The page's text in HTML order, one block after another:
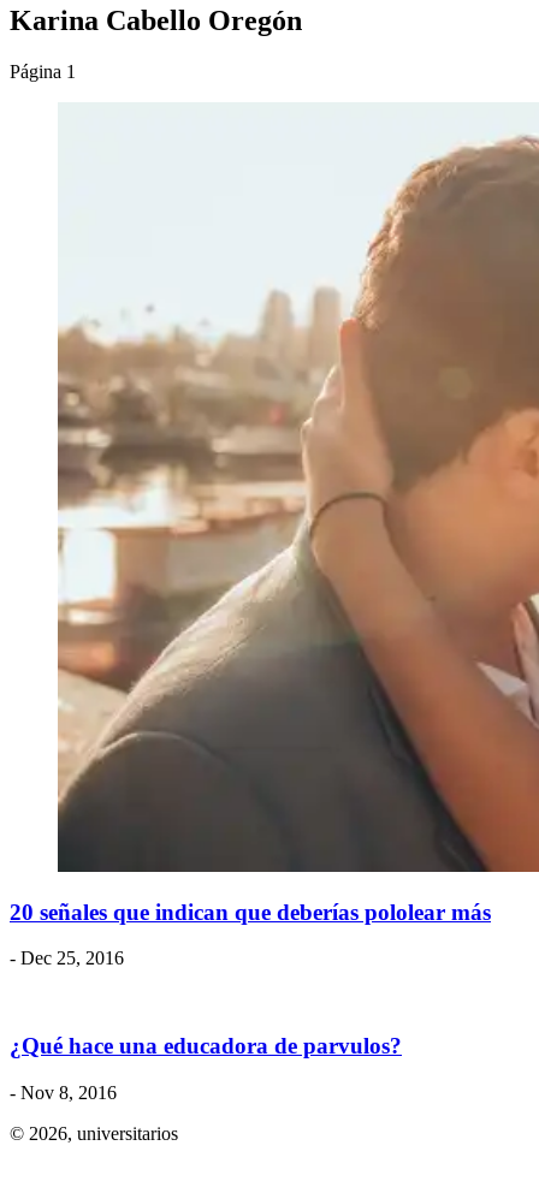
Karina Cabello Oregón
Página 1
20 señales que indican que deberías pololear más
- Dec 25, 2016
¿Qué hace una educadora de parvulos?
- Nov 8, 2016
© 2026, universitarios